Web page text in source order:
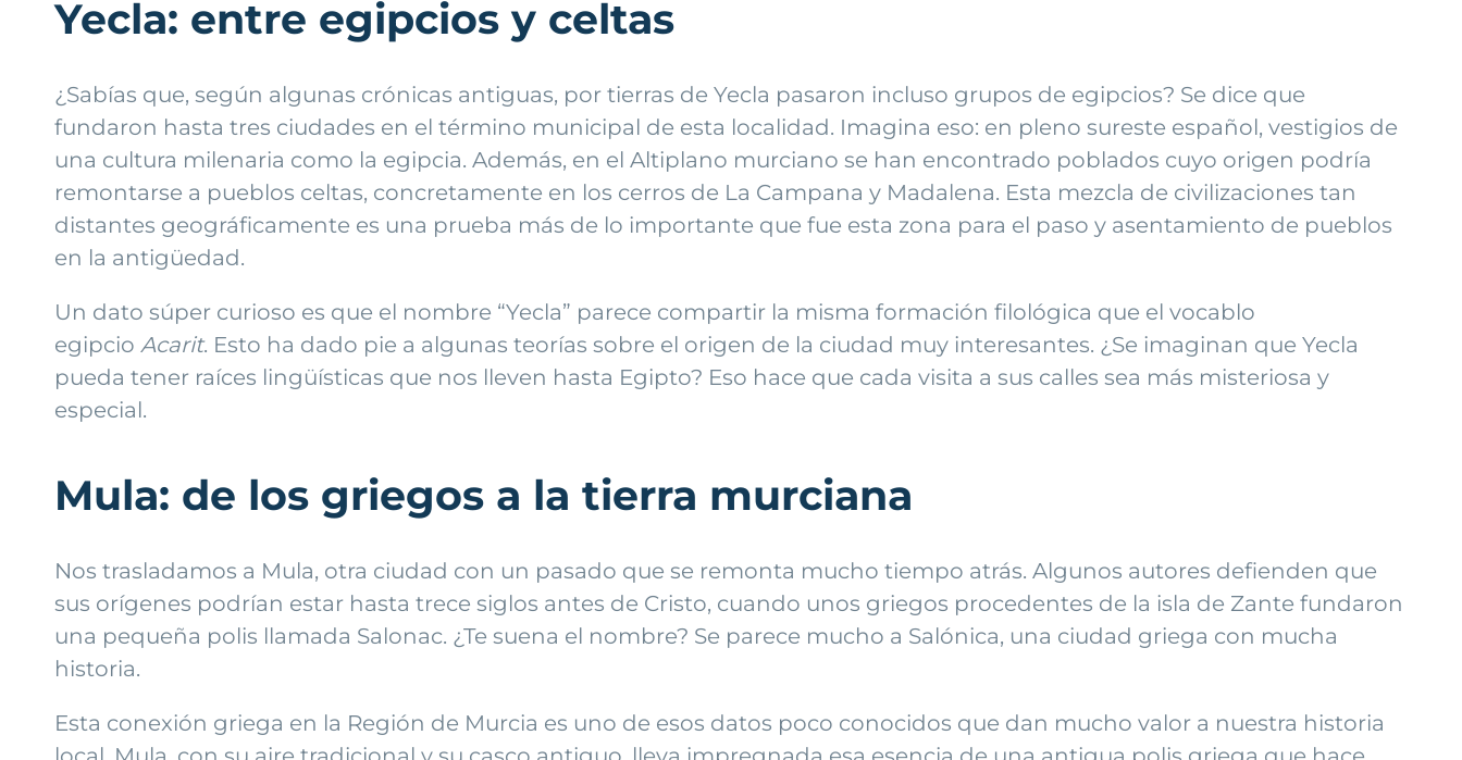
Yecla: entre egipcios y celtas
¿Sabías que, según algunas crónicas antiguas, por tierras de Yecla pasaron incluso grupos de egipcios? Se dice que
fundaron hasta tres ciudades en el término municipal de esta localidad. Imagina eso: en pleno sureste español, vestigios de
una cultura milenaria como la egipcia. Además, en el Altiplano murciano se han encontrado poblados cuyo origen podría
remontarse a pueblos celtas, concretamente en los cerros de La Campana y Madalena. Esta mezcla de civilizaciones tan
distantes geográficamente es una prueba más de lo importante que fue esta zona para el paso y asentamiento de pueblos
en la antigüedad.
Un dato súper curioso es que el nombre “Yecla” parece compartir la misma formación filológica que el vocablo
egipcio Acarit. Esto ha dado pie a algunas teorías sobre el origen de la ciudad muy interesantes. ¿Se imaginan que Yecla
pueda tener raíces lingüísticas que nos lleven hasta Egipto? Eso hace que cada visita a sus calles sea más misteriosa y
especial.
Mula: de los griegos a la tierra murciana
Nos trasladamos a Mula, otra ciudad con un pasado que se remonta mucho tiempo atrás. Algunos autores defienden que
sus orígenes podrían estar hasta trece siglos antes de Cristo, cuando unos griegos procedentes de la isla de Zante fundaron
una pequeña polis llamada Salonac. ¿Te suena el nombre? Se parece mucho a Salónica, una ciudad griega con mucha
historia.
Esta conexión griega en la Región de Murcia es uno de esos datos poco conocidos que dan mucho valor a nuestra historia